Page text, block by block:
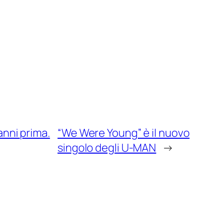
prima. “We Were Young” è il nuovo
singolo degli U-MAN →